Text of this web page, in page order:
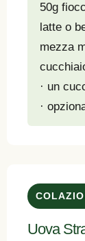
50g
latte o
mezza
· un
·
Uova